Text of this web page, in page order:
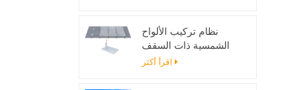
نظام تركيب الألواح
الشمسية ذات السقف
المسطح مع اللمعان
اقرأ أكثر